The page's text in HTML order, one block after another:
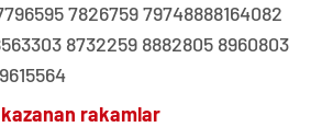
7826759 79748888164082
8732259 8882805 8960803
rakamlar